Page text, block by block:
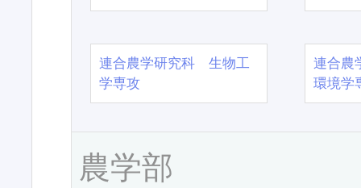
連合農学研究科 生物工
学専攻
連合農
環境学
農学部